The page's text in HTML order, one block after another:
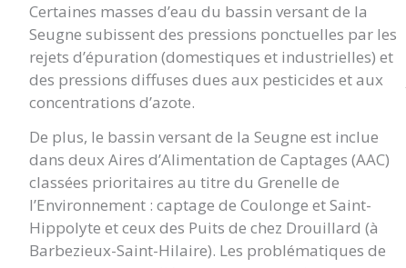
Certaines masses d’eau du bassin versant de la
Seugne subissent des pressions ponctuelles par les
rejets d’épuration (domestiques et industrielles) et
des pressions diffuses dues aux pesticides et aux
concentrations d’azote.
De plus, le bassin versant de la Seugne est inclue
dans deux Aires d’Alimentation de Captages (AAC)
classées prioritaires au titre du Grenelle de
l’Environnement : captage de Coulonge et Saint-
Hippolyte et ceux des Puits de chez Drouillard (à
Barbezieux-Saint-Hilaire). Les problématiques de